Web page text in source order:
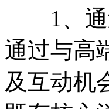
1、通
通过与高
及互动机